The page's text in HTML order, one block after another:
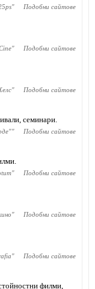
" Подобни сайтове
" Подобни сайтове
" Подобни сайтове
семинари.
" Подобни сайтове
" Подобни сайтове
" Подобни сайтове
" Подобни сайтове
филми,